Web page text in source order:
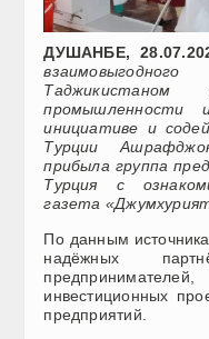
ДУШАНБЕ,
промышленности
инициативе и
Турции
прибыла группа
Турция с
газета
По данным
надёжных
инвестиционных
предприятий.